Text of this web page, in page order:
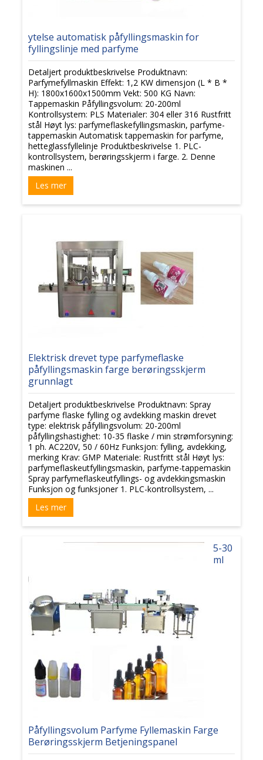
ytelse automatisk påfyllingsmaskin for
fyllingslinje med parfyme
Detaljert produktbeskrivelse Produktnavn:
Parfymefyllmaskin Effekt: 1,2 KW dimensjon (L * B *
H): 1800x1600x1500mm Vekt: 500 KG Navn:
Tappemaskin Påfyllingsvolum: 20-200ml
Kontrollsystem: PLS Materialer: 304 eller 316 Rustfritt
stål Høyt lys: parfymeflaskefyllingsmaskin, parfyme-
tappemaskin Automatisk tappemaskin for parfyme,
hetteglassfyllelinje Produktbeskrivelse 1. PLC-
kontrollsystem, berøringsskjerm i farge. 2. Denne
maskinen ...
Les mer
Elektrisk drevet type parfymeflaske
påfyllingsmaskin farge berøringsskjerm
grunnlagt
Detaljert produktbeskrivelse Produktnavn: Spray
parfyme flaske fylling og avdekking maskin drevet
type: elektrisk påfyllingsvolum: 20-200ml
påfyllingshastighet: 10-35 flaske / min strømforsyning:
1 ph. AC220V, 50 / 60Hz Funksjon: fylling, avdekking,
merking Krav: GMP Materiale: Rustfritt stål Høyt lys:
parfymeflaskeutfyllingsmaskin, parfyme-tappemaskin
Spray parfymeflaskeutfyllings- og avdekkingsmaskin
Funksjon og funksjoner 1. PLC-kontrollsystem, ...
Les mer
5-30
ml
Påfyllingsvolum Parfyme Fyllemaskin Farge
Berøringsskjerm Betjeningspanel